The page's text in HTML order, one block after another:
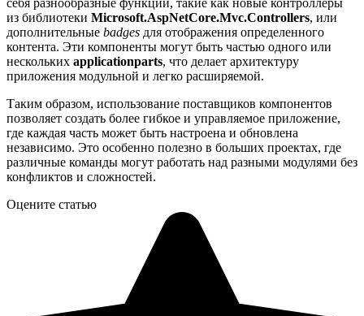
из библиотеки Microsoft.AspNetCore.Mvc.Controllers, или
дополнительные badges для отображения определенного
контента. Эти компоненты могут быть частью одного или
нескольких applicationparts, что делает архитектуру
приложения модульной и легко расширяемой.
Таким образом, использование поставщиков компонентов
позволяет создать более гибкое и управляемое приложение,
где каждая часть может быть настроена и обновлена
независимо. Это особенно полезно в больших проектах, где
различные команды могут работать над разными модулями без
конфликтов и сложностей.
Оцените статью